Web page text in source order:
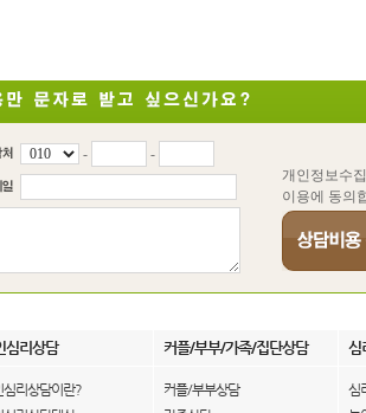
-
-
개인정보수
이용에 동의
심리상담 커플/부부/가족/집단상담 심
심리상담이란?
커플/부부상담
심